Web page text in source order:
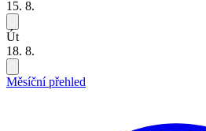
15. 8.
Út
18. 8.
Měsíční přehled